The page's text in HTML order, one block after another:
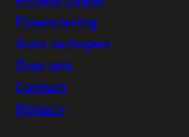
Financiering
Auto verkopen
Over ons
Contact
Privacy